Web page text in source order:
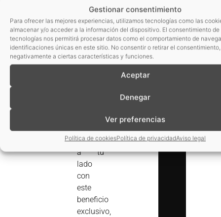
Gestionar consentimiento
Para ofrecer las mejores experiencias, utilizamos tecnologías como las
almacenar y/o acceder a la información del dispositivo. El consentimiento de
tecnologías nos permitirá procesar datos como el comportamiento de
identificaciones únicas en este sitio. No consentir o retirar el
negativamente a ciertas características y funciones.
Aceptar
Denegar
Ver preferencias
Política de cookiesPolítica de privacidadAviso legal
plaguicidas
y
contaminantes:
¿Qué
2025,
seguimos
a tu
lado
con
este
beneficio
exclusivo,